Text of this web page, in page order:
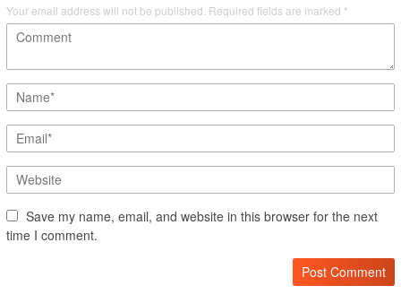
Your email address will not be published. Required fields are marked *
Save my name, email, and website in this browser for the next
time I comment.